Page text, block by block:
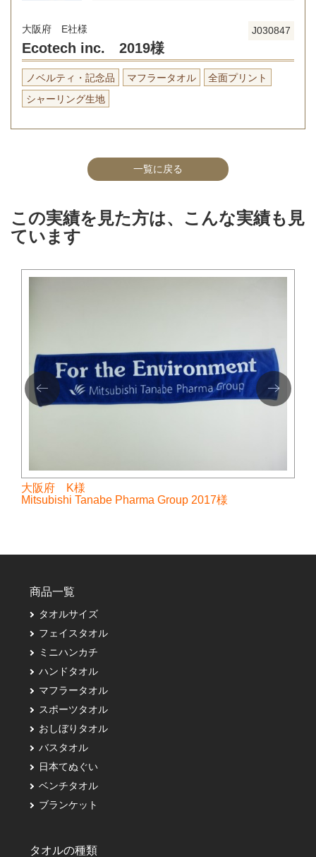
J030847
大阪府 E社様
Ecotech inc. 2019様
ノベルティ・記念品 マフラータオル
全面プリント
シャーリング生地
一覧に戻る
この実績を見た方は、こんな実績も見
ています
大阪府 K様
Mitsubishi Tanabe Pharma Group 2017様
商品一覧
タオルサイズ
フェイスタオル
ミニハンカチ
ハンドタオル
マフラータオル
スポーツタオル
おしぼりタオル
バスタオル
日本てぬぐい
ベンチタオル
ブランケット
タオルの種類